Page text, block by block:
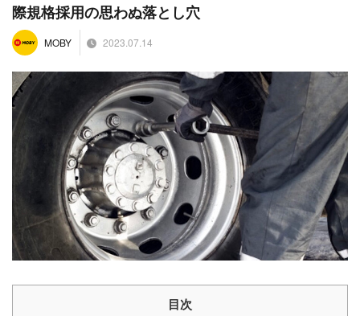
際規格採用の思わぬ落とし穴
MOBY 2023.07.14
目次